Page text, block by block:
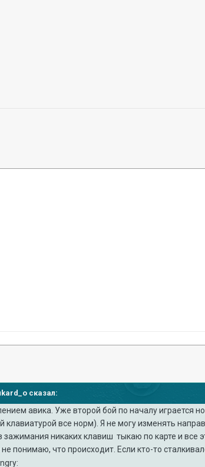
сказал:
авика. Уже второй бой по началу играется
все норм). Я не могу изменять
никаких клавиш тыкаю по карте и все
понимаю, что происходит. Если кто-то